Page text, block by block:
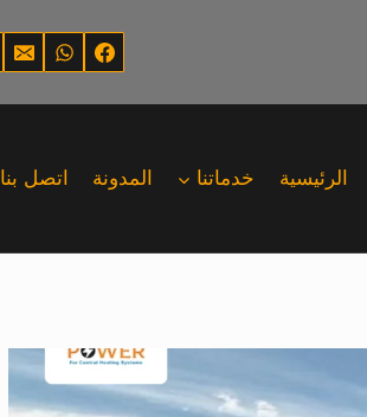
الرئيسية خدماتنا المدونة اتصل بنا